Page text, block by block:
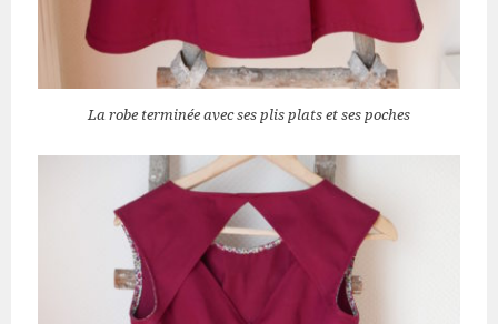
La robe terminée avec ses plis plats et ses poches